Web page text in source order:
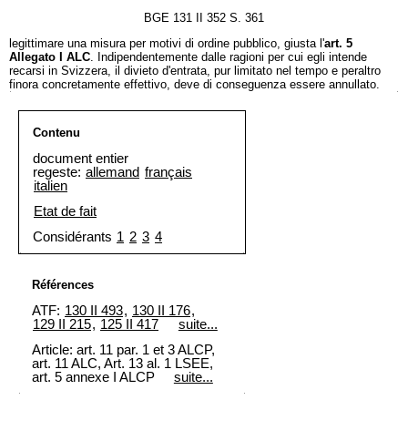
BGE 131 II 352 S. 361
legittimare una misura per motivi di ordine pubblico, giusta l'art. 5
Allegato I ALC. Indipendentemente dalle ragioni per cui egli intende
recarsi in Svizzera, il divieto d'entrata, pur limitato nel tempo e peraltro
finora concretamente effettivo, deve di conseguenza essere annullato.
Contenu
document entier
regeste: allemand français
italien
Etat de fait
Considérants 1 2 3 4
Références
ATF: 130 II 493, 130 II 176,
129 II 215, 125 II 417
suite...
Article: art. 11 par. 1 et 3 ALCP,
art. 11 ALC, Art. 13 al. 1 LSEE,
art. 5 annexe I ALCP
suite...